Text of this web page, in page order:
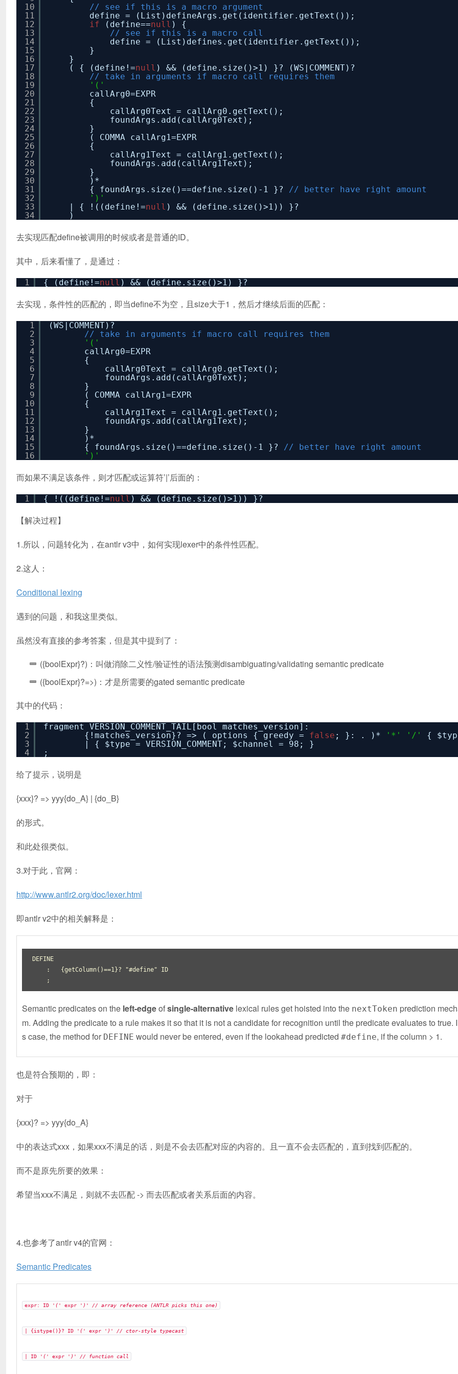
10
11
12
13
14
15
16
17
18
19
20
21
22
23
24
25
26
27
28
29
30
31
32
33
34
// see if this is a macro argument
define = (List)defineArgs.get(identifier.getText());
if
(define==null ) {
// see if this is a macro call
define = (List)defines.get(identifier.getText());
}
}
( { (define!=null ) && (define.size()>1) }? (WS|COMMENT)?
// take in arguments if macro call requires them
'('
callArg0=EXPR
{
callArg0Text = callArg0.getText();
foundArgs.add(callArg0Text);
}
( COMMA callArg1=EXPR
{
callArg1Text = callArg1.getText();
foundArgs.add(callArg1Text);
}
)*
{ foundArgs.size()==define.size()-1 }? // better have right amount
')'
| { !((define!=null ) && (define.size()>1)) }?
)
去实现匹配define被调用的时候或者是普通的ID。
其中，后来看懂了，是通过：
1 { (define!=null ) && (define.size()>1) }?
去实现，条件性的匹配的，即当define不为空，且size大于1，然后才继续后面的匹配：
1
2
3
4
5
6
7
8
9
10
11
12
13
14
15
16
(WS|COMMENT)?
// take in arguments if macro call requires them
'('
callArg0=EXPR
{
callArg0Text = callArg0.getText();
foundArgs.add(callArg0Text);
}
( COMMA callArg1=EXPR
{
callArg1Text = callArg1.getText();
foundArgs.add(callArg1Text);
}
)*
{ foundArgs.size()==define.size()-1 }? // better have right amount
')'
而如果不满足该条件，则才匹配或运算符’|’后面的：
1 { !((define!=null ) && (define.size()>1)) }?
【解决过程】
1.所以，问题转化为，在antlr v3中，如何实现lexer中的条件性匹配。
2.这人：
Conditional lexing
遇到的问题，和我这里类似。
虽然没有直接的参考答案，但是其中提到了：
({boolExpr}?)：叫做消除二义性/验证性的语法预测disambiguating/validating semantic predicate
({boolExpr}?=>)：才是所需要的gated semantic predicate
其中的代码：
1
2
3
4
fragment VERSION_COMMENT_TAIL[bool matches_version]:
{!matches_version}? => ( options { greedy = false ; }: . )* '*' '/'
{
| { $type = VERSION_COMMENT; $channel = 98; }
;
给了提示，说明是
{xxx}? => yyy{do_A} | {do_B}
的形式。
和此处很类似。
3.对于此，官网：
http://www.antlr2.org/doc/lexer.html
即antlr v2中的相关解释是：
DEFINE
Semantic predicates on the left-edgeofsingle-alternative lexical rules get hoisted into the nextToken prediction
m. Adding the predicate to a rule makes it so that it is not a candidate for recognition until the predicate evaluates to true.
s case, the method for DEFINE would never be entered, even if the lookahead predicted #define, if the column > 1.
也是符合预期的，即：
对于
{xxx}? => yyy{do_A}
中的表达式xxx，如果xxx不满足的话，则是不会去匹配对应的内容的。且一直不会去匹配的，直到找到匹配的。
而不是原先所要的效果：
希望当xxx不满足，则就不去匹配 -> 而去匹配或者关系后面的内容。
4.也参考了antlr v4的官网：
Semantic Predicates
expr: ID '(' expr ')' // array reference (ANTLR picks this one)
| {istype()}? ID '(' expr ')' // ctor-style typecast
| ID '(' expr ')' // function call